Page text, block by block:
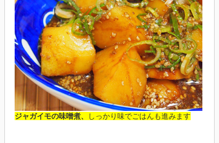
ジャガイモの味噌煮、 しっかり味でごはんも進みます